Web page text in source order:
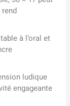
à l’oral et
ludique
engageante